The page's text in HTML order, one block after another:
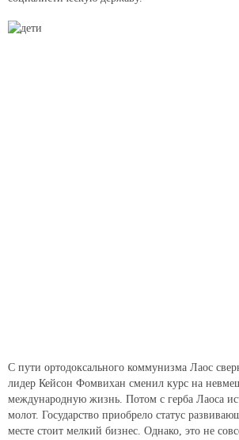
С пути ортодоксального коммунизма Лаос
лидер Кейсон Фомвихан сменил курс на
международную жизнь. Потом с герба Лаоса
молот. Государство приобрело статус
месте стоит мелкий бизнес. Однако, это не